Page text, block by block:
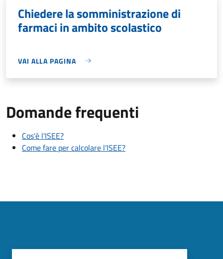
Chiedere la somministrazione di
farmaci in ambito scolastico
VAI ALLA PAGINA
Domande frequenti
Cos'è l'ISEE?
Come fare per calcolare l'ISEE?